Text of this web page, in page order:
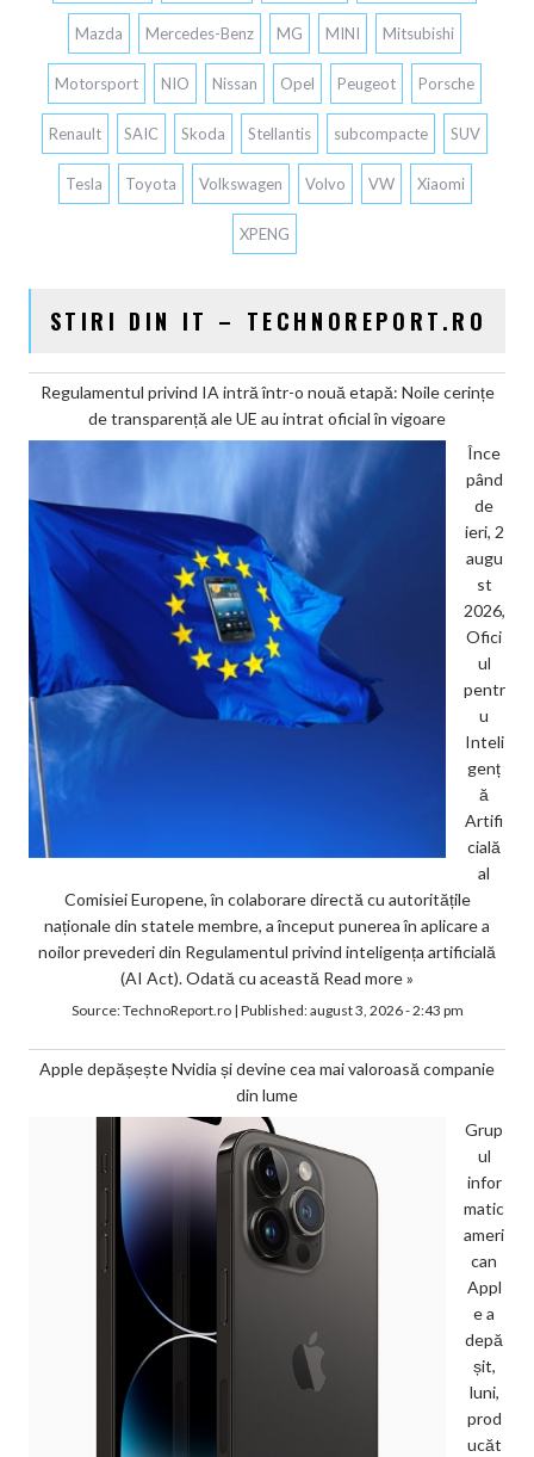
Mazda Mercedes-Benz MG MINI Mitsubishi
Motorsport NIO Nissan Opel Peugeot Porsche
Renault SAIC Skoda Stellantis subcompacte SUV
Tesla Toyota Volkswagen Volvo VW Xiaomi
XPENG
STIRI DIN IT – TECHNOREPORT.RO
Regulamentul privind IA intră într-o nouă etapă: Noile cerințe
de transparență ale UE au intrat oficial în vigoare
Înce
pând
de
ieri, 2
augu
st
2026,
Ofici
ul
pentr
u
Inteli
genț
ă
Artifi
cială
al
Comisiei Europene, în colaborare directă cu autoritățile
naționale din statele membre, a început punerea în aplicare a
noilor prevederi din Regulamentul privind inteligența artificială
(AI Act). Odată cu această Read more »
Source:TechnoReport.ro| Published:august 3, 2026 - 2:43 pm
Apple depășește Nvidia și devine cea mai valoroasă companie
din lume
Grup
ul
infor
matic
ameri
can
Appl
e a
depă
șit,
luni,
prod
ucăt